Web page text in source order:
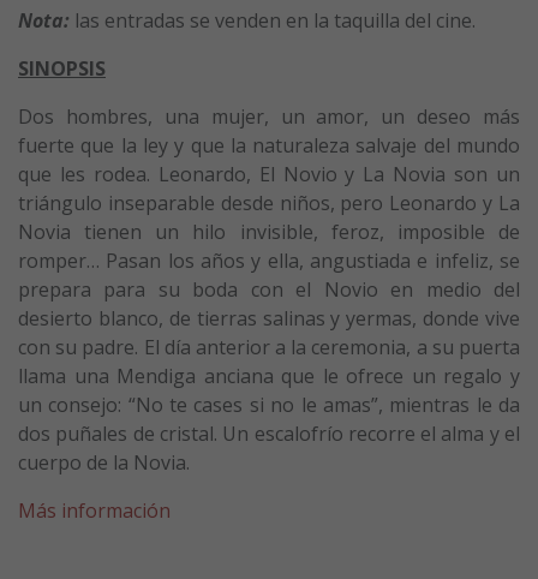
Nota: las entradas se venden en la taquilla del cine.
SINOPSIS
Dos hombres, una mujer, un amor, un deseo más
fuerte que la ley y que la naturaleza salvaje del mundo
que les rodea. Leonardo, El Novio y La Novia son un
triángulo inseparable desde niños, pero Leonardo y La
Novia tienen un hilo invisible, feroz, imposible de
romper… Pasan los años y ella, angustiada e infeliz, se
prepara para su boda con el Novio en medio del
desierto blanco, de tierras salinas y yermas, donde vive
con su padre. El día anterior a la ceremonia, a su puerta
llama una Mendiga anciana que le ofrece un regalo y
un consejo: “No te cases si no le amas”, mientras le da
dos puñales de cristal. Un escalofrío recorre el alma y el
cuerpo de la Novia.
Más información